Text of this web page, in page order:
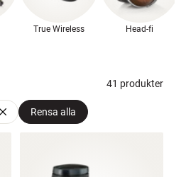
True Wireless Head-fi
41 produkter
Rensa alla